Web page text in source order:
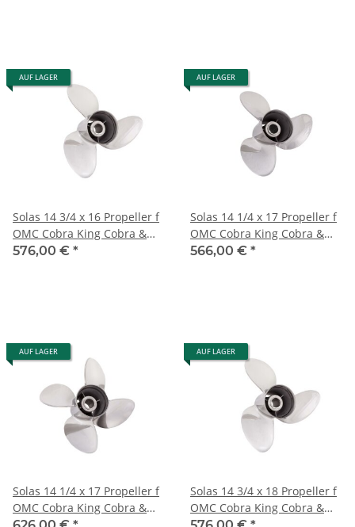
AUF LAGER
Solas 14 3/4 x 16 Propeller f
OMC Cobra King Cobra &
Model 800 '91-'94 Edelstahl
576,00 € *
AUF LAGER
Solas 14 1/4 x 17 Propeller f
OMC Cobra King Cobra &
Model 800 '91-'94 Edelstahl
566,00 € *
AUF LAGER
Solas 14 1/4 x 17 Propeller f
OMC Cobra King Cobra &
AUF LAGER
Solas 14 3/4 x 18 Propeller f
OMC Cobra King Cobra &